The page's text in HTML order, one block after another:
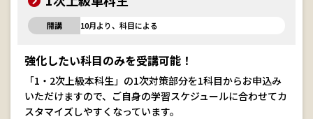
開講 10月より、科目による
強化したい科目のみを受講可能！
「1・2次上級本科生」の1次対策部分を1科目からお申込み
いただけますので、ご自身の学習スケジュールに合わせてカ
スタマイズしやすくなっています。